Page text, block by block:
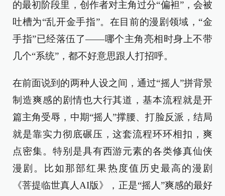
的最初阶段里，创作者对主角过分“偏袒”，会被
吐槽为“乱开金手指”。在目前的漫剧领域，“金
手指”已经落伍了——哪个主角亮相时身上不带
几个“系统”，都不好意思跟人打招呼。
在前面说到的两种人设之间，通过“摇人”拼背景
制造爽感的剧情也大行其道，基本流程就是开
篇主角受辱，中期“摇人”撑腰、打脸反派，结局
就是靠实力彻底碾压，这套流程环环相扣，爽
点密集。特别是具有西游元素的各类修真仙侠
漫剧。比如那部红果热度值历史最高的漫剧
《菩提临世真人AI版》，正是“摇人”爽感的最好